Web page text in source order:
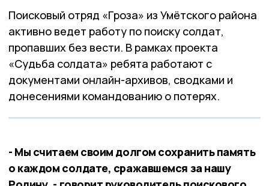
Поисковый отряд «Гроза» из Умётского района
активно ведет работу по поиску солдат,
пропавших без вести. В рамках проекта
«Судьба солдата» ребята работают с
документами онлайн-архивов, сводками и
донесениями командованию о потерях.
- Мы считаем своим долгом сохранить память
о каждом солдате, сражавшемся за нашу